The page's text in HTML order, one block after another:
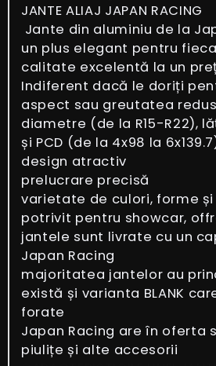
JANTE ALIAJ JAPAN RACING
Jante din aluminiu de la
un plus elegant pentru
calitate excelentă la un
Indiferent dacă le doriți
aspect sau greutatea
diametre (de la R15-R22),
și PCD (de la 4x98 la
design atractiv
prelucrare precisă
varietate de culori, forme
potrivit pentru showcar,
jantele sunt livrate cu un
Japan Racing
majoritatea jantelor au
există și varianta BLANK
forate
Japan Racing are în oferta
piulițe și alte accesorii